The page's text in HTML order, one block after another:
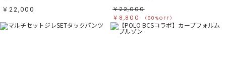
￥22,000
￥22,000
￥8,800
（60%OFF）